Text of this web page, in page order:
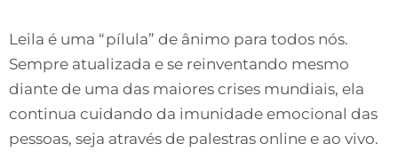
Leila é uma “pílula” de ânimo para todos nós.
Sempre atualizada e se reinventando mesmo
diante de uma das maiores crises mundiais, ela
continua cuidando da imunidade emocional das
pessoas, seja através de palestras online e ao vivo.